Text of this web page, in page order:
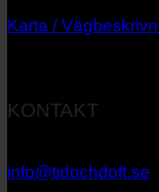
Karta /
KONTAKT
info@tidochdoft.se